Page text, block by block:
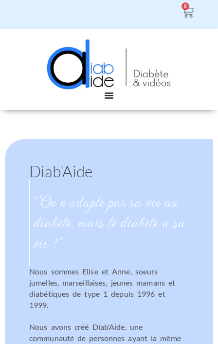
0
Diab'Aide
" On n'adapte pas sa vie au
diabète, mais le diabète à sa
vie ! "
Nous sommes Elise et Anne, soeurs
jumelles, marseillaises, jeunes mamans et
diabétiques de type 1 depuis 1996 et
1999.
Nous avons créé Diab’Aide, une
communauté de personnes ayant la même